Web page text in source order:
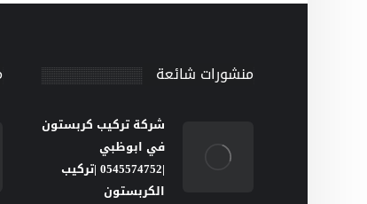
منشورات شائعة
شركة تركيب كربستون
في ابوظبي
|0545574752 |تركيب
الكربستون